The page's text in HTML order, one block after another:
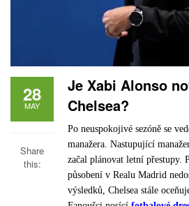
28
MAY
Share
this:
Je Xabi Alonso
Chelsea?
Po neuspokojivé sezóně se
manažera. Nastupující
začal plánovat letní přestupy.
působení v Realu Madrid
výsledků, Chelsea stále